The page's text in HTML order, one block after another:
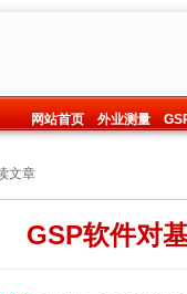
网站首页 外业测量
文章
GSP软件对